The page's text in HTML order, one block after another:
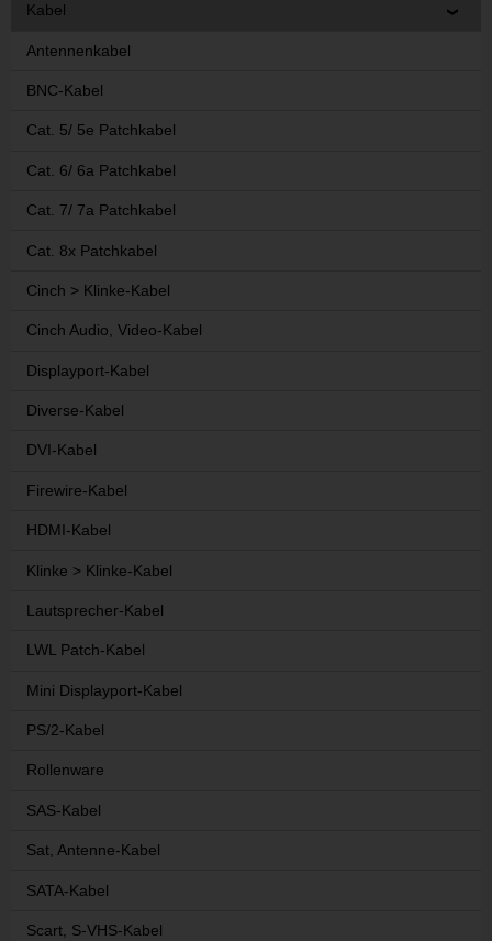
Kabel
Antennenkabel
BNC-Kabel
Cat. 5/ 5e Patchkabel
Cat. 6/ 6a Patchkabel
Cat. 7/ 7a Patchkabel
Cat. 8x Patchkabel
Cinch > Klinke-Kabel
Cinch Audio, Video-Kabel
Displayport-Kabel
Diverse-Kabel
DVI-Kabel
Firewire-Kabel
HDMI-Kabel
Klinke > Klinke-Kabel
Lautsprecher-Kabel
LWL Patch-Kabel
Mini Displayport-Kabel
PS/2-Kabel
Rollenware
SAS-Kabel
Sat, Antenne-Kabel
SATA-Kabel
Scart, S-VHS-Kabel